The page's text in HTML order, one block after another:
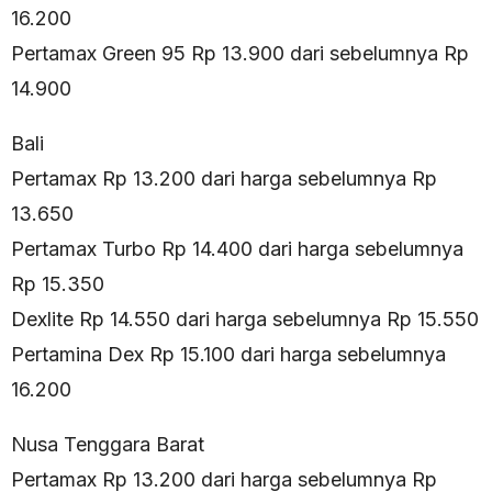
16.200
Pertamax Green 95 Rp 13.900 dari sebelumnya Rp
14.900
Bali
Pertamax Rp 13.200 dari harga sebelumnya Rp
13.650
Pertamax Turbo Rp 14.400 dari harga sebelumnya
Rp 15.350
Dexlite Rp 14.550 dari harga sebelumnya Rp 15.550
Pertamina Dex Rp 15.100 dari harga sebelumnya
16.200
Nusa Tenggara Barat
Pertamax Rp 13.200 dari harga sebelumnya Rp